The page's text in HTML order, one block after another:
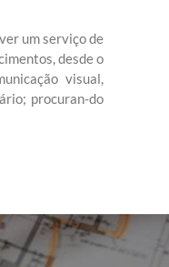
um serviço de
desde o
visual,
procuran-do